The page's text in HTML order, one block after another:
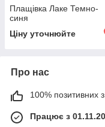
Плащівка Лаке Темно-
синя
Ціну уточнюйте
Про нас
100% позитивних з
Працює з